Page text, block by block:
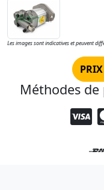
Les images sont indicatives et peuvent
Méthodes